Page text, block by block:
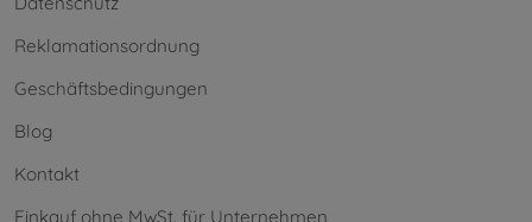
Reklamationsordnung
Geschäftsbedingungen
Blog
Kontakt
Einkauf ohne MwSt. für Unternehmen